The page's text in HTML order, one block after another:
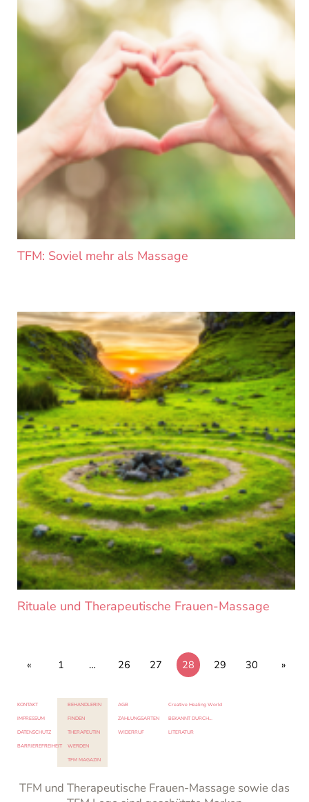
TFM: Soviel mehr als Massage
Rituale und Therapeutische Frauen-Massage
« 1 … 26 27 28 29 30 »
KONTAKT
IMPRESSUM
DATENSCHUTZ
BARRIEREFREIHEIT
BEHANDLERIN
FINDEN
THERAPEUTIN
WERDEN
TFM MAGAZIN
Creative Healing World
BEKANNT DURCH…
LITERATUR
AGB
ZAHLUNGSARTEN
WIDERRUF
TFM und Therapeutische Frauen-Massage sowie das